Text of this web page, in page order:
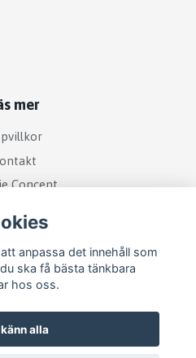
mer
Concent
anpassa det innehåll som
ska få bästa tänkbara
hos oss.
alla